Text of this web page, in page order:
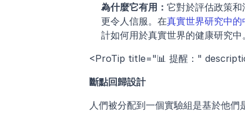
為什麼它有用： 它對於評估政策
更令人信服。在真實世界研究中
計如何用於真實世界的健康研究中。
<ProTip title="📊 提醒："
斷點回歸設計
人們被分配到一個實驗組是基於他們